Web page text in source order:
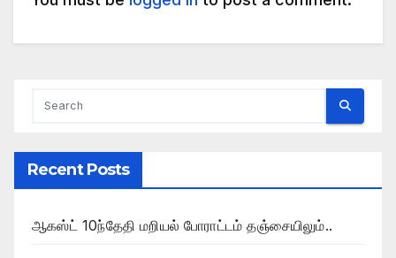
Recent Posts
ஆகஸ்ட் 10ந்தேதி மறியல் போராட்டம் தஞ்சையிலும்..